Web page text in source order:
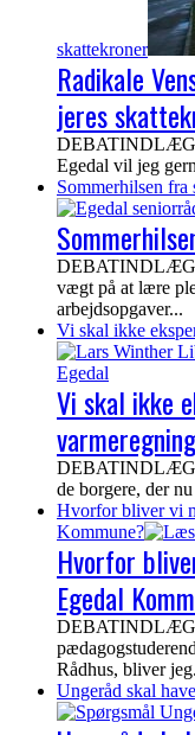
skattekroner
Radikale
jeres
DEBATINDLÆG:
Egedal vil jeg
Sommerhilsen fra
DEBATINDLÆG:
vægt på at lære
arbejdsopgaver...
Vi skal ikke
Vi skal ikke
varmeregning
DEBATINDLÆG:
de borgere, der
Hvorfor bliver vi
Kommune?
Hvorfor
Egedal
DEBATINDLÆG:
Rådhus, bliver
Ungeråd skal